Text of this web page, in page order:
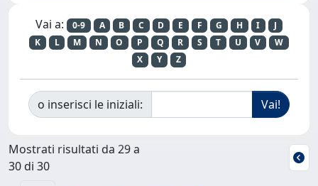
Vai a: 0-9 A B C D E F G H I
J
K
L M N O P Q R S T U V
W
X
Y Z
o inserisci le iniziali:
Mostrati risultati da 29 a
30 di 30